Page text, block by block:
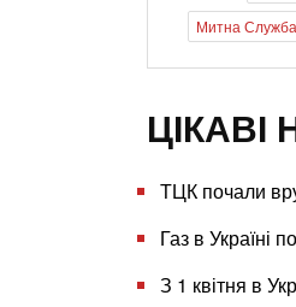
Митна Служба
ТЦК почали
Газ в Україні
З 1 квітня в